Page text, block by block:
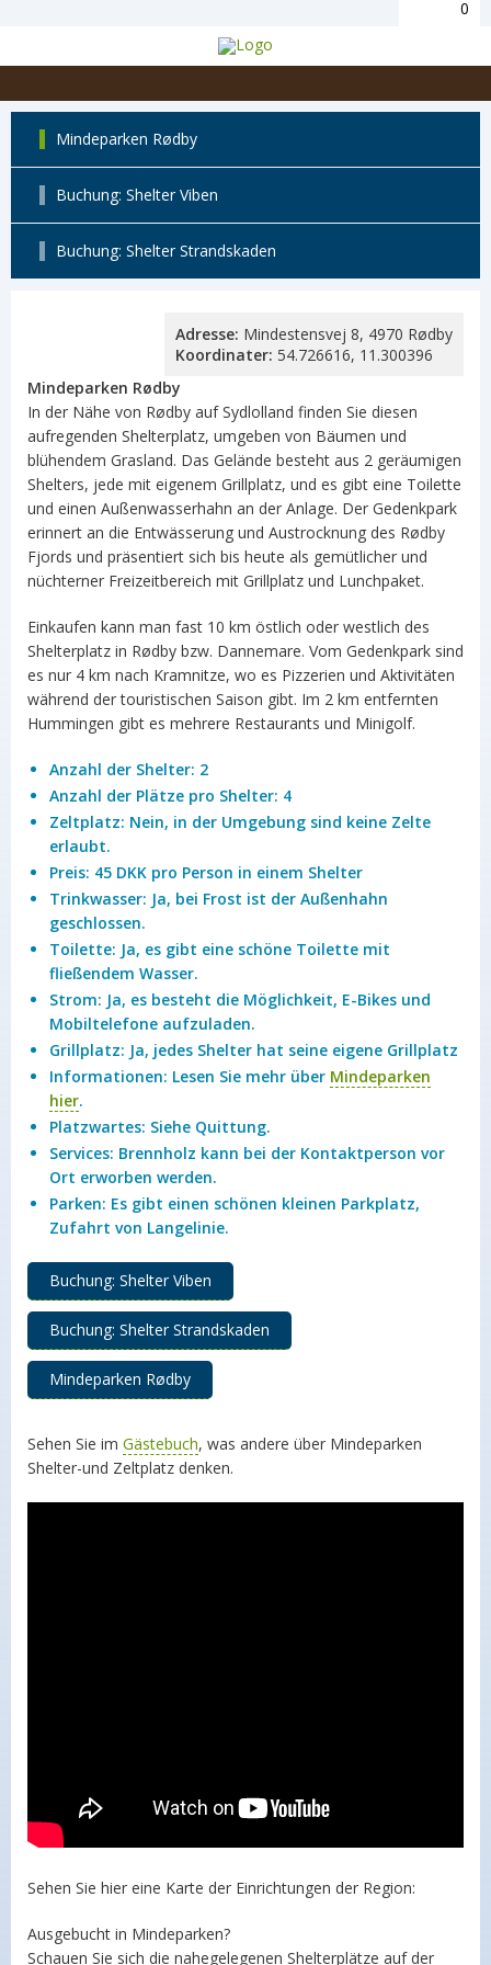
0
Mindeparken Rødby
Buchung: Shelter Viben
Buchung: Shelter Strandskaden
Adresse: Mindestensvej 8, 4970 Rødby
Koordinater: 54.726616, 11.300396
Mindeparken Rødby
In der Nähe von Rødby auf Sydlolland finden Sie diesen
aufregenden Shelterplatz, umgeben von Bäumen und
blühendem Grasland. Das Gelände besteht aus 2 geräumigen
Shelters, jede mit eigenem Grillplatz, und es gibt eine Toilette
und einen Außenwasserhahn an der Anlage. Der Gedenkpark
erinnert an die Entwässerung und Austrocknung des Rødby
Fjords und präsentiert sich bis heute als gemütlicher und
nüchterner Freizeitbereich mit Grillplatz und Lunchpaket.
Einkaufen kann man fast 10 km östlich oder westlich des
Shelterplatz in Rødby bzw. Dannemare. Vom Gedenkpark sind
es nur 4 km nach Kramnitze, wo es Pizzerien und Aktivitäten
während der touristischen Saison gibt. Im 2 km entfernten
Hummingen gibt es mehrere Restaurants und Minigolf.
Anzahl der Shelter: 2
Anzahl der Plätze pro Shelter: 4
Zeltplatz: Nein, in der Umgebung sind keine Zelte
erlaubt.
Preis: 45 DKK pro Person in einem Shelter
Trinkwasser: Ja, bei Frost ist der Außenhahn
geschlossen.
Toilette: Ja, es gibt eine schöne Toilette mit
fließendem Wasser.
Strom: Ja, es besteht die Möglichkeit, E-Bikes und
Mobiltelefone aufzuladen.
Grillplatz: Ja, jedes Shelter hat seine eigene Grillplatz
Informationen: Lesen Sie mehr über Mindeparken
hier.
Platzwartes: Siehe Quittung.
Services: Brennholz kann bei der Kontaktperson vor
Ort erworben werden.
Parken: Es gibt einen schönen kleinen Parkplatz,
Zufahrt von Langelinie.
Buchung: Shelter Viben
Buchung: Shelter Strandskaden
Mindeparken Rødby
Sehen Sie im Gästebuch, was andere über Mindeparken
Shelter-und Zeltplatz denken.
Sehen Sie hier eine Karte der Einrichtungen der Region:
Ausgebucht in Mindeparken?
Schauen Sie sich die nahegelegenen Shelterplätze auf der